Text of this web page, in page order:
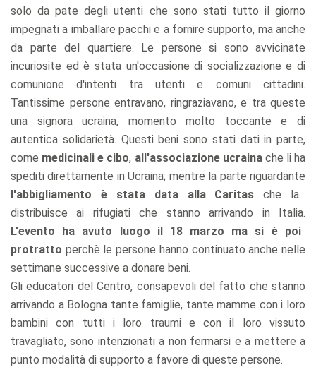
solo da pate degli utenti che sono stati tutto il giorno
impegnati a imballare pacchi e a fornire supporto, ma anche
da parte del quartiere. Le persone si sono avvicinate
incuriosite ed è stata un'occasione di socializzazione e di
comunione d'intenti tra utenti e comuni cittadini.
Tantissime persone entravano, ringraziavano, e tra queste
una signora ucraina, momento molto toccante e di
autentica solidarietà. Questi beni sono stati dati in parte,
come medicinali e cibo, all'associazione ucrainache li ha
spediti direttamente in Ucraina; mentre la parte riguardante
l'abbigliamento è stata data alla Caritas che la
distribuisce ai rifugiati che stanno arrivando in Italia.
L'evento ha avuto luogo il 18 marzo ma si è poi
protratto perchè le persone hanno continuato anche nelle
settimane successive a donare beni.
Gli educatori del Centro, consapevoli del fatto che stanno
arrivando a Bologna tante famiglie, tante mamme con i loro
bambini con tutti i loro traumi e con il loro vissuto
travagliato, sono intenzionati a non fermarsi e a mettere a
punto modalità di supporto a favore di queste persone.